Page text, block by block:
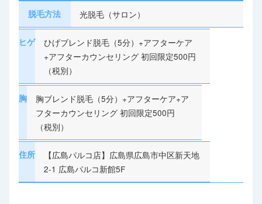
脱毛方法 光脱毛（サロン）
ヒゲ
ひげブレンド脱毛（5分）+アフターケア
+アフターカウンセリング 初回限定500円
（税別）
胸
胸ブレンド脱毛（5分）+アフターケア+ア
フターカウンセリング 初回限定500円
（税別）
住所
【広島パルコ店】広島県広島市中区新天地
2-1 広島パルコ新館5F